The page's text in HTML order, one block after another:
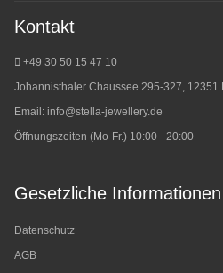
Kontakt
+49 30 50 15 47 10
Johannisthaler Chaussee 295-327, 12351
Email: info@stella-jewellery.de
Öffnungszeiten (Mo-Fr.) 10:00 - 20:00
Gesetzliche Informationen
Datenschutz
AGB